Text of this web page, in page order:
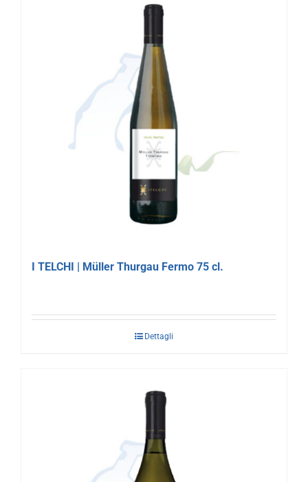
I TELCHI | Müller Thurgau Fermo 75 cl.
Dettagli